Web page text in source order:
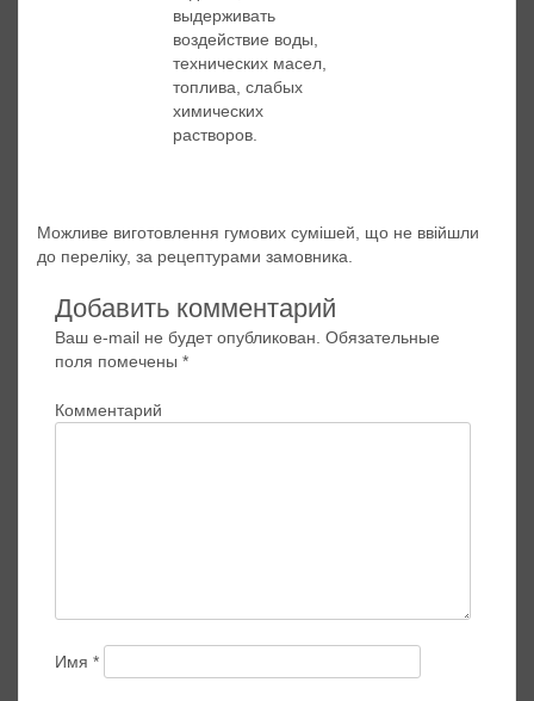
выдерживать
воздействие воды,
технических масел,
топлива, слабых
химических
растворов.
Можливе виготовлення гумових сумішей, що не ввійшли
до переліку, за рецептурами замовника.
Добавить комментарий
Ваш e-mail не будет опубликован. Обязательные
поля помечены *
Комментарий
Имя *